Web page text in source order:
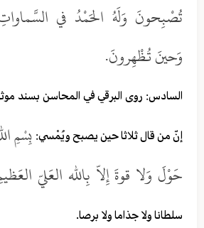
تُصْبِحونَ وَلَهُ الحَمْدُ في
وَحينَ تُظْهِرونَ.
السادس: روى البرقي في المحاسن بسند
إنّ من قال ثلاثا حين يصبح ويُمْسي: بِسْمِ
حَوْلَ وَلا قوةَ إِلاّ بِالله العَليّ
سلطانا ولا جذاما ولا برصا.